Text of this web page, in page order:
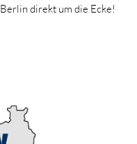
Berlin direkt um die Ecke!